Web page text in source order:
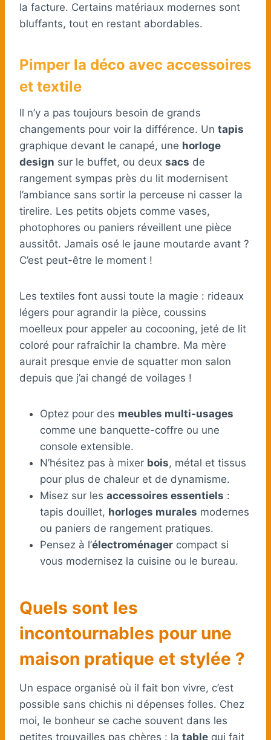
la facture. Certains matériaux modernes sont
bluffants, tout en restant abordables.
Pimper la déco avec accessoires
et textile
Il n’y a pas toujours besoin de grands
changements pour voir la différence. Un tapis
graphique devant le canapé, une horloge
design sur le buffet, ou deux sacs de
rangement sympas près du lit modernisent
l’ambiance sans sortir la perceuse ni casser la
tirelire. Les petits objets comme vases,
photophores ou paniers réveillent une pièce
aussitôt. Jamais osé le jaune moutarde avant ?
C’est peut-être le moment !
Les textiles font aussi toute la magie : rideaux
légers pour agrandir la pièce, coussins
moelleux pour appeler au cocooning, jeté de lit
coloré pour rafraîchir la chambre. Ma mère
aurait presque envie de squatter mon salon
depuis que j’ai changé de voilages !
Optez pour des meubles multi-usages
comme une banquette-coffre ou une
console extensible.
N’hésitez pas à mixer bois, métal et tissus
pour plus de chaleur et de dynamisme.
Misez sur les accessoires essentiels :
tapis douillet, horloges murales modernes
ou paniers de rangement pratiques.
Pensez à l’électroménager compact si
vous modernisez la cuisine ou le bureau.
Quels sont les
incontournables pour une
maison pratique et stylée ?
Un espace organisé où il fait bon vivre, c’est
possible sans chichis ni dépenses folles. Chez
moi, le bonheur se cache souvent dans les
petites trouvailles pas chères : la table qui fait